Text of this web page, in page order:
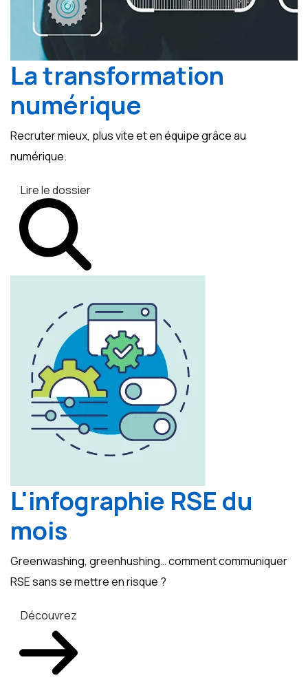
La transformation
numérique
Recruter mieux, plus vite et en équipe grâce au
numérique.
Lire le dossier
L'infographie RSE du
mois
Greenwashing, greenhushing… comment communiquer
RSE sans se mettre en risque ?
Découvrez